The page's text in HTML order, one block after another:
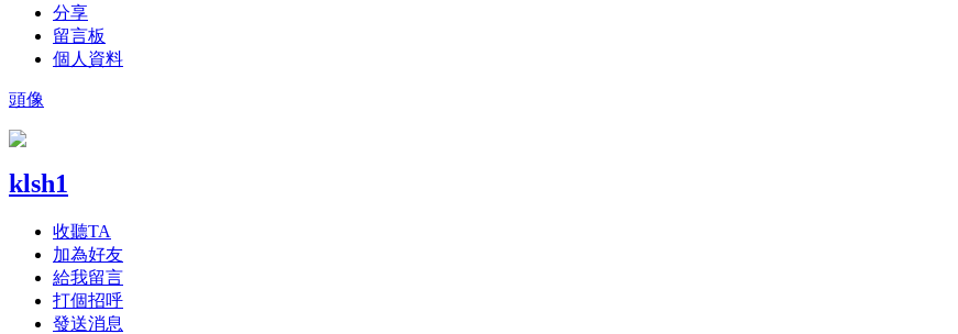
分享
留言板
個人資料
頭像
klsh1
收聽TA
加為好友
給我留言
打個招呼
發送消息